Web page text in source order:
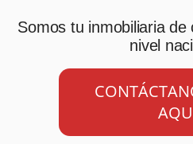
Somos tu inmobiliaria
nivel